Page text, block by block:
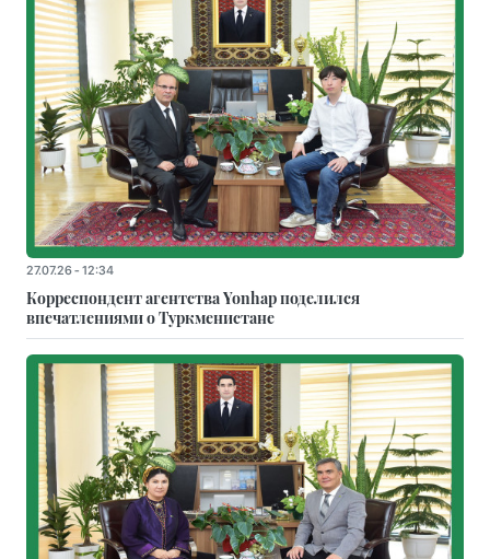
27.07.26 - 12:34
Корреспондент агентства Yonhap поделился
впечатлениями о Туркменистане